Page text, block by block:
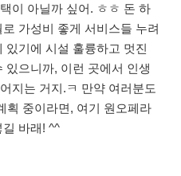
이 아닐까 싶어. ㅎㅎ 돈 하
가성비 좋게 서비스들 누려
있기에 시설 훌륭하고 멋진
있으니까, 이런 곳에서 인생
지는 거지.ㅋ 만약 여러분도
획 중이라면, 여기 원오페라
바래! ^^